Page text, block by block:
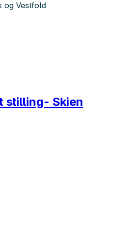
og Vestfold
stilling- Skien